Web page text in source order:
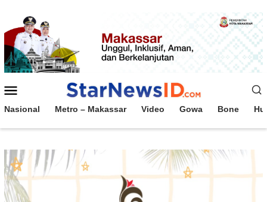
konten
Mobile
Nasional Metro – Makassar Video Gowa Bone